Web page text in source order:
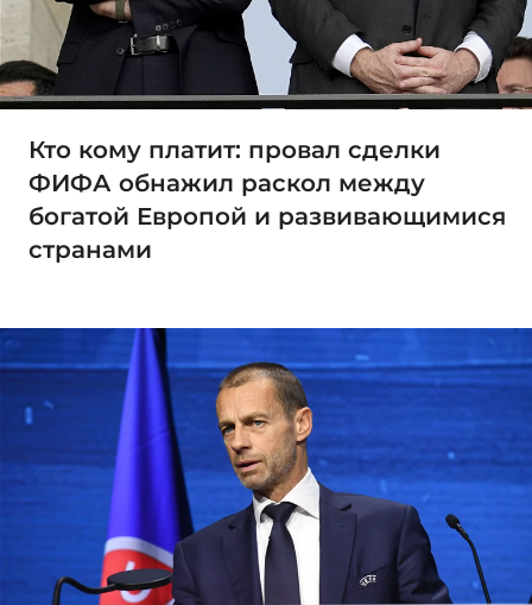
Кто кому платит: провал сделки
ФИФА обнажил раскол между
богатой Европой и развивающимися
странами